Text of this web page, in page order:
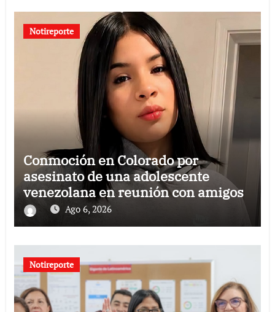
Notireporte
Conmoción en Colorado por
asesinato de una adolescente
venezolana en reunión con amigos
Ago 6, 2026
Notireporte